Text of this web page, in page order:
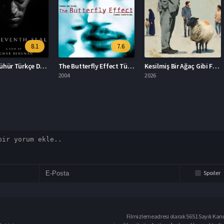
8.1
Yedinci Mühür Türkçe Dublaj İzle
7.6
The Butterfly Effect Türkçe Dublaj İzle Kesilmiş Bir Ağaç Gibi Filmi İzle
Spoiler
Filmizlemeadresi olarak 5651 Sayılı